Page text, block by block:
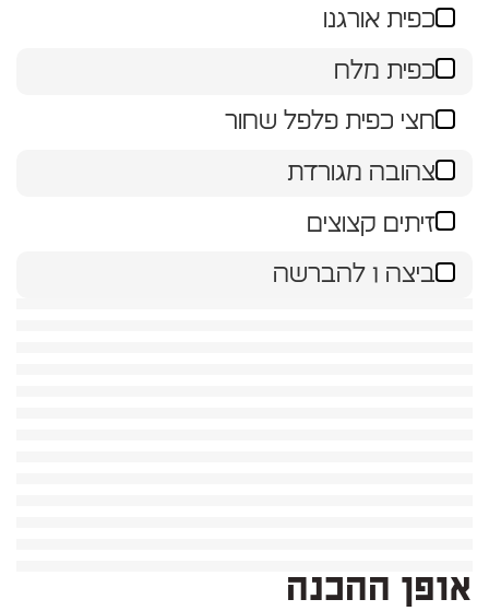
כפית אורגנו
כפית מלח
חצי כפית פלפל שחור
צהובה מגורדת
זיתים קצוצים
ביצה 1 להברשה
אופן ההכנה